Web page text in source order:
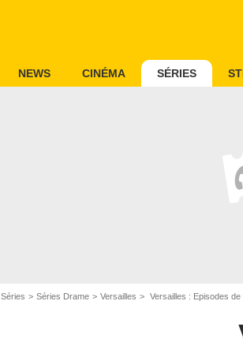
NEWS CINÉMA SÉRIES
Séries Séries Drame Versailles Versailles : Episodes